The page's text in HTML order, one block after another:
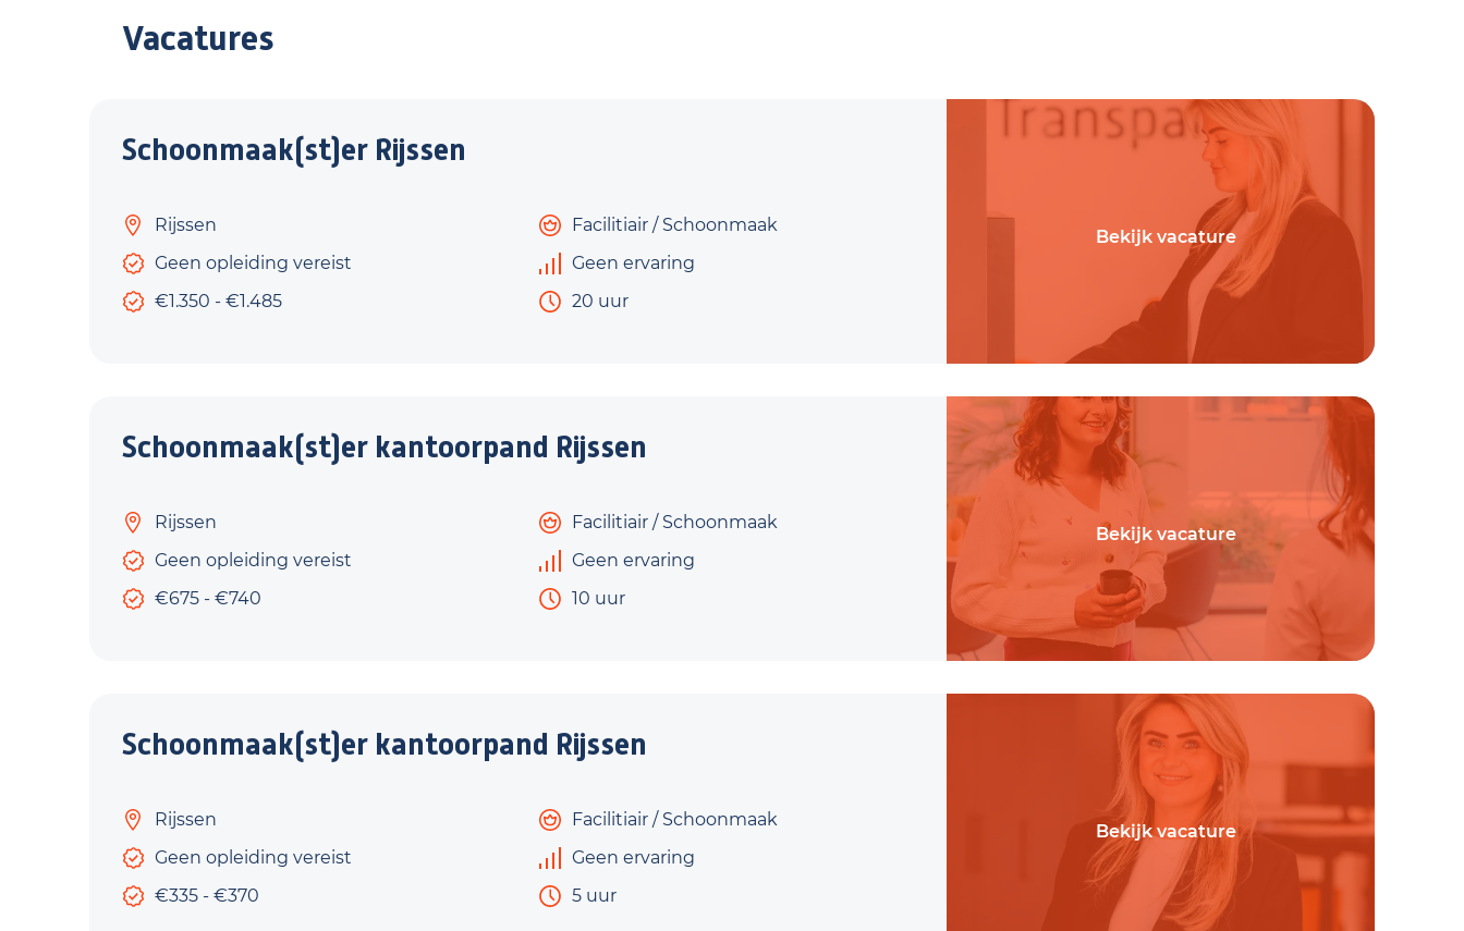
Vacatures
Schoonmaak(st)er Rijssen
Rijssen
Facilitiair / Schoonmaak
Geen opleiding vereist
Geen ervaring
€1.350 - €1.485
20 uur
Bekijk vacature
Schoonmaak(st)er kantoorpand Rijssen
Rijssen
Facilitiair / Schoonmaak
Geen opleiding vereist
Geen ervaring
€675 - €740
10 uur
Bekijk vacature
Schoonmaak(st)er kantoorpand Rijssen
Rijssen
Facilitiair / Schoonmaak
Geen opleiding vereist
Geen ervaring
€335 - €370
5 uur
Bekijk vacature